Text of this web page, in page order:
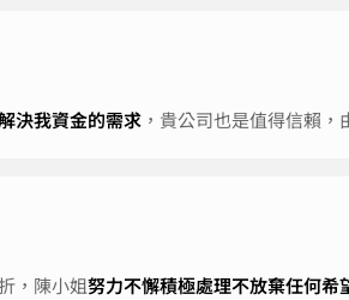
決我資金的需求 ，貴公司也是值得信賴，
，陳小姐努力不懈積極處理不放棄任何希